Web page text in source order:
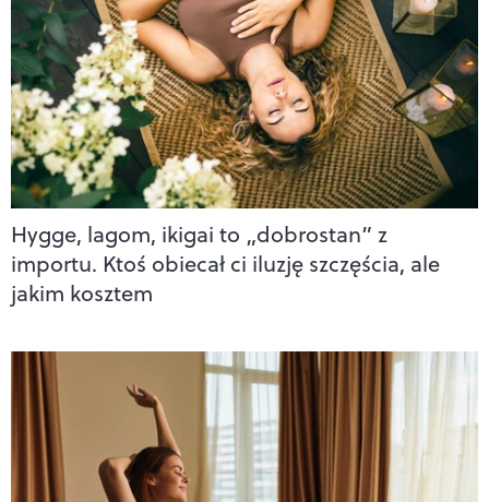
Hygge, lagom, ikigai to „dobrostan” z
importu. Ktoś obiecał ci iluzję szczęścia, ale
jakim kosztem